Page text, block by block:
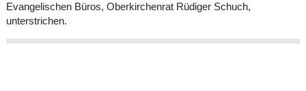
Evangelischen Büros, Oberkirchenrat Rüdiger Schuch,
unterstrichen.